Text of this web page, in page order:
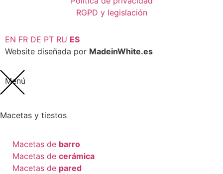
RGPD y legislación
EN FR DE PT RU ES
Website diseñada por MadeinWhite.es
Menú
Macetas y tiestos
Macetas de barro
Macetas de cerámica
Macetas de pared